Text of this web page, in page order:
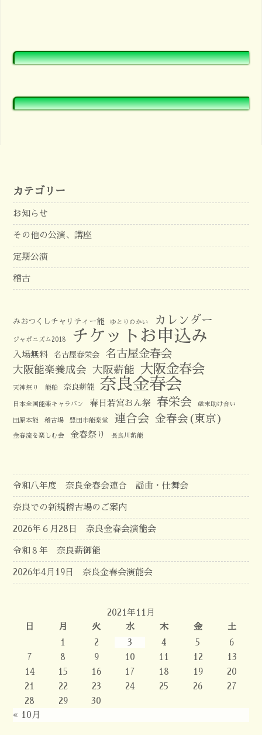
カテゴリー
お知らせ
その他の公演、講座
定期公演
稽古
みおつくしチャリティー能 ゆとりのかい カレンダー
ジャポニズム2018 チケットお申込み
入場無料 名古屋春栄会 名古屋金春会
大阪能楽養成会 大阪薪能 大阪金春会
天神祭り 能船 奈良薪能 奈良金春会
日本全国能楽キャラバン 春日若宮おん祭 春栄会 歳末助け合い
田原本能 稽古場 豊田市能楽堂 連合会 金春会(東京)
金春流を楽しむ会 金春祭り 長良川薪能
令和八年度 奈良金春会連合 謡曲・仕舞会
奈良での新規稽古場のご案内
2026年６月28日 奈良金春会演能会
令和８年 奈良薪御能
2026年4月19日 奈良金春会演能会
2021年11月
日
月 火 水 木 金
土
1
2 3 4 5
6
7
8 9 10 11 12
13
14
15 16 17 18 19
20
21
22 23 24 25 26
27
28
29
30
« 10月